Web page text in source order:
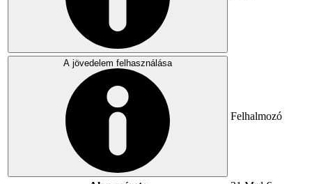
A jövedelem felhasználása
Felhalmozó